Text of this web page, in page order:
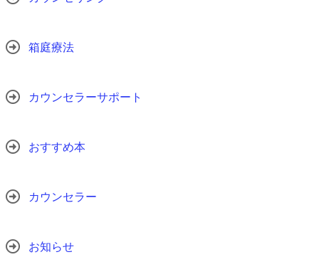
箱庭療法
カウンセラーサポート
おすすめ本
カウンセラー
お知らせ